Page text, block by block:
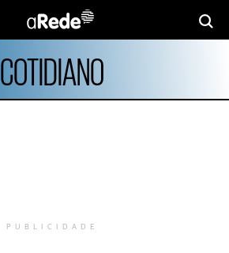
COTIDIANO
PUBLICIDADE